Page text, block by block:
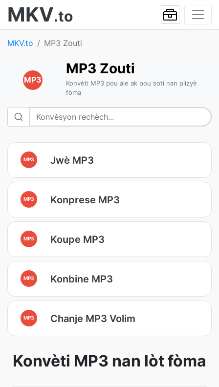
MKV.to
MKV.to MP3 Zouti
MP3
MP3 Zouti
Konvèti MP3 pou ale ak pou soti nan plizyè
fòma
MP3 Jwè MP3
MP3 Konprese MP3
MP3 Koupe MP3
MP3 Konbine MP3
MP3 Chanje MP3 Volim
Konvèti MP3 nan lòt fòma